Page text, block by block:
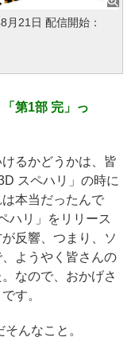
月21日 配信開始：
第1部 完」っ
けるかどうかは、皆
スペハリ」の時に
本当だったんで
ハリ」をリリース
反響、つまり、ソ
ようやく皆さんの
なので、おかげさ
す。
んなこと。